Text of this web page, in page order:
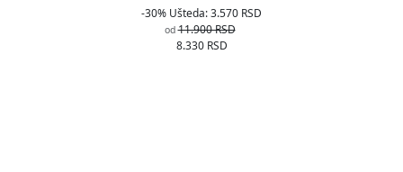
-30% Ušteda: 3.570 RSD
od 11.900 RSD
8.330 RSD